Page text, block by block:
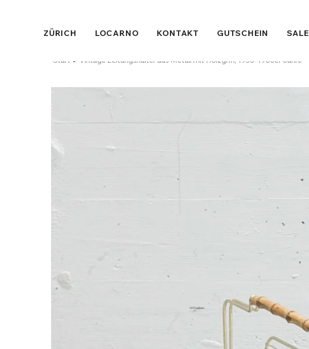
ZÜRICH LOCARNO KONTAKT GUTSCHEIN SALE
Start > Vintage Zeitungshalter aus Metall mit Holzgriff, 1950–1960er Jahre